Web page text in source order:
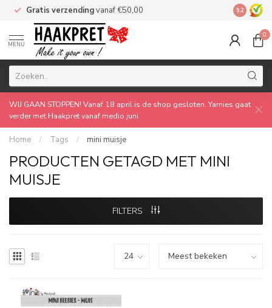
Gratis verzendingvanaf €50,00 Made by
9.2
MENU
0
WIJ GAAN STOPPEN! Vanaf 18 april is de shop gesloten. Yarnies gaat
verder met Haakpret vanaf medio juni
Home / Tags / mini muisje
PRODUCTEN GETAGD MET MINI
MUISJE
FILTERS